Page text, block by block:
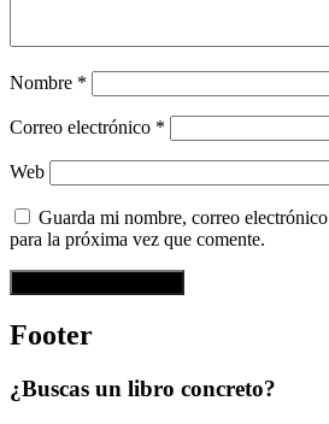
Nombre *
Correo electrónico *
Web
Guarda mi nombre, correo
para la próxima vez que comente.
Footer
¿Buscas un libro concreto?